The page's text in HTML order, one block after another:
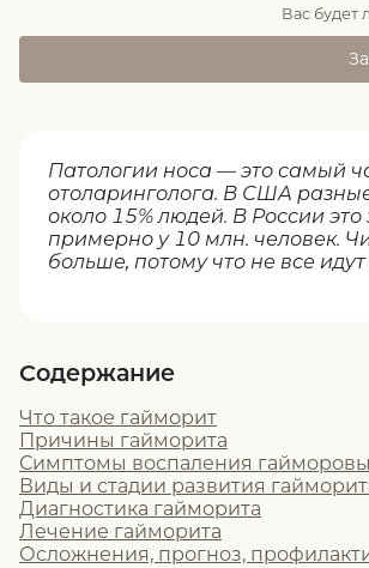
Вас будет
Патологии носа — это самый
отоларинголога. В США
около 15% людей. В России
примерно у 10 млн. человек.
больше, потому что не все идут
Содержание
Что такое гайморит
Причины гайморита
Симптомы воспаления
Виды и стадии развития
Диагностика гайморита
Лечение гайморита
Осложнения, прогноз,